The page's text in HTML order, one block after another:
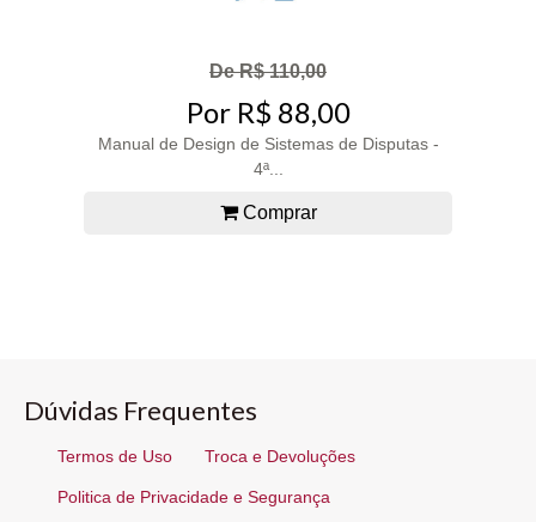
De R$ 110,00
Por R$ 88,00
Manual de Design de Sistemas de Disputas -
4ª...
Comprar
Dúvidas Frequentes
Termos de Uso Troca e Devoluções
Politica de Privacidade e Segurança